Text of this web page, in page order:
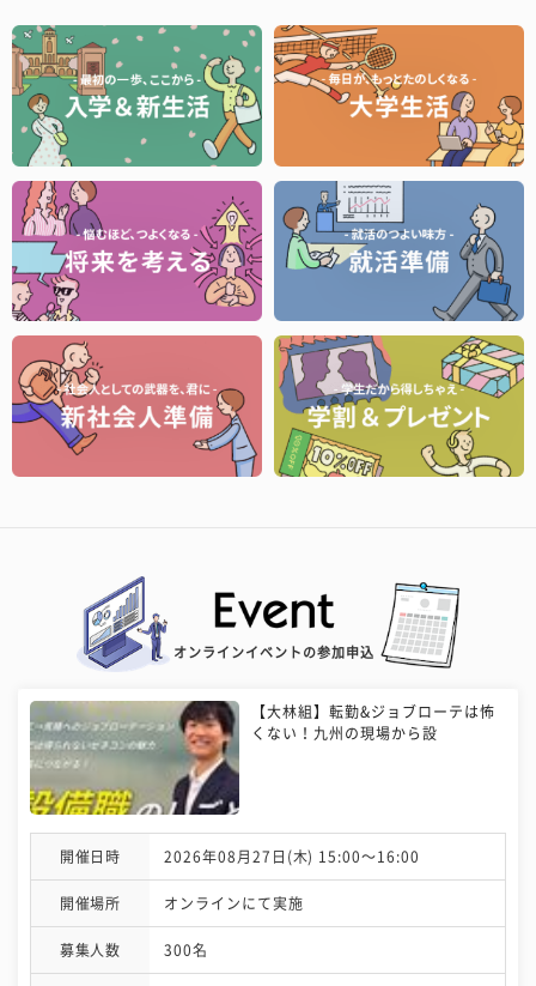
オンラインイベントの参加申込
【大林組】転勤&ジョブローテは怖
くない！九州の現場から設
開催日時 2026年08月27日(木) 15:00〜16:00
開催場所 オンラインにて実施
募集人数 300名